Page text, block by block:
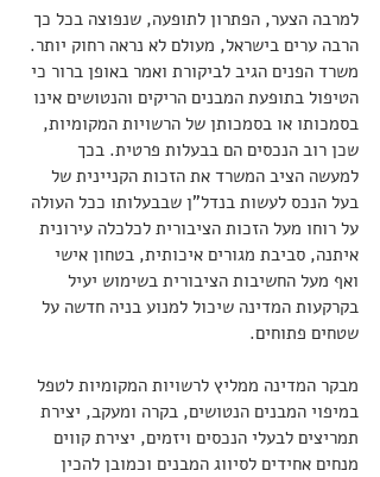
למרבה הצער, הפתרון לתופעה, שנפוצה בכל כך
הרבה ערים בישראל, מעולם לא נראה רחוק יותר.
משרד הפנים הגיב לביקורת ואמר באופן ברור כי
הטיפול בתופעת המבנים הריקים והנטושים אינו
בסמכותו או בסמכותן של הרשויות המקומיות,
שכן רוב הנכסים הם בבעלות פרטית. בכך
למעשה הציב המשרד את הזכות הקניינית של
בעל הנכס לעשות בנדל"ן שבבעלותו ככל העולה
על רוחו מעל הזכות הציבורית לכלכלה עירונית
איתנה, סביבת מגורים איכותית, בטחון אישי
ואף מעל החשיבות הציבורית בשימוש יעיל
בקרקעות המדינה שיכול למנוע בניה חדשה על
שטחים פתוחים.
מבקר המדינה ממליץ לרשויות המקומיות לטפל
במיפוי המבנים הנטושים, בקרה ומעקב, יצירת
תמריצים לבעלי הנכסים ויזמים, יצירת קווים
מנחים אחידים לסיווג המבנים וכמובן להכין